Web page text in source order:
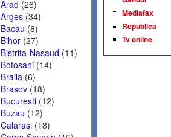
Arad (26)
Arges (34)
Bacau (8)
Bihor (27)
Bistrita-Nasaud (11)
Botosani (14)
Braila (6)
Brasov (18)
Bucuresti (12)
Buzau (12)
Calarasi (18)
Mediafax
Republica
Tv online